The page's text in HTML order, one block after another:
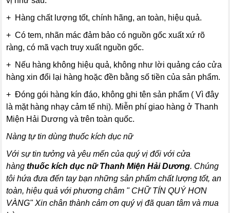
+ Hàng chất lượng tốt, chính hãng, an toàn, hiệu quả.
+ Có tem, nhãn mác đảm bảo có nguồn gốc xuất xứ rõ
ràng, có mã vạch truy xuất nguồn gốc.
+ Nếu hàng không hiệu quả, không như lời quảng cáo cửa
hàng xin đổi lại hàng hoặc đền bằng số tiền của sản phẩm.
+ Đóng gói hàng kín đáo, không ghi tên sản phẩm ( Vì đây
là mặt hàng nhạy cảm tế nhị). Miễn phí giao hàng ở Thanh
Miện Hải Dương và trên toàn quốc.
Nàng tự tin dùng thuốc kích dục nữ
Với sự tin tưởng và yêu mến của quý vị đối với cửa
hàngthuốc kích dục nữ Thanh Miện Hải Dương. Chúng
tôi hứa đưa đến tay bạn những sản phẩm chất lượng tốt, an
toàn, hiệu quả với phương châm " CHỮ TÍN QUÝ HƠN
VÀNG" Xin chân thành cảm ơn quý vị đã quan tâm và mua